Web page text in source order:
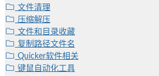
文件清理
压缩解压
文件和目录收藏
复制路径文件名
Quicker软件相关
键鼠自动化工具